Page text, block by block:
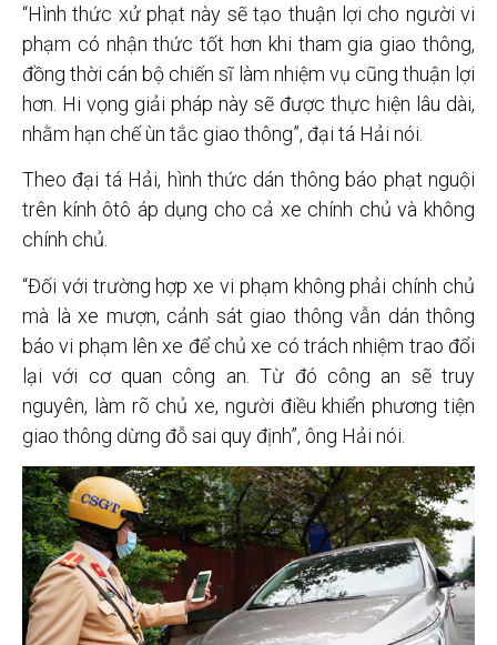
“Hình thức xử phạt này sẽ tạo thuận lợi cho người vi
phạm có nhận thức tốt hơn khi tham gia giao thông,
đồng thời cán bộ chiến sĩ làm nhiệm vụ cũng thuận lợi
hơn. Hi vọng giải pháp này sẽ được thực hiện lâu dài,
nhằm hạn chế ùn tắc giao thông”, đại tá Hải nói.
Theo đại tá Hải, hình thức dán thông báo phạt nguội
trên kính ôtô áp dụng cho cả xe chính chủ và không
chính chủ.
“Đối với trường hợp xe vi phạm không phải chính chủ
mà là xe mượn, cảnh sát giao thông vẫn dán thông
báo vi phạm lên xe để chủ xe có trách nhiệm trao đổi
lại với cơ quan công an. Từ đó công an sẽ truy
nguyên, làm rõ chủ xe, người điều khiển phương tiện
giao thông dừng đỗ sai quy định”, ông Hải nói.